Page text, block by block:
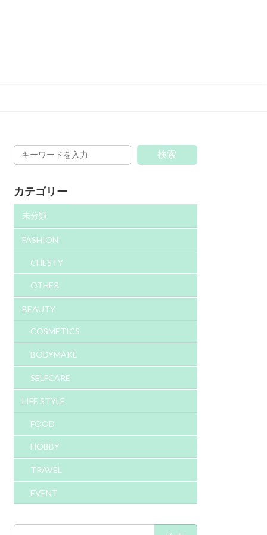
検索
カテゴリー
未分類
FASHION
CHESTY
OTHER
BEAUTY
COSMETICS
BODYMAKE
SELFCARE
LIFE STYLE
FOOD
HOBBY
TRAVEL
EVENT
検